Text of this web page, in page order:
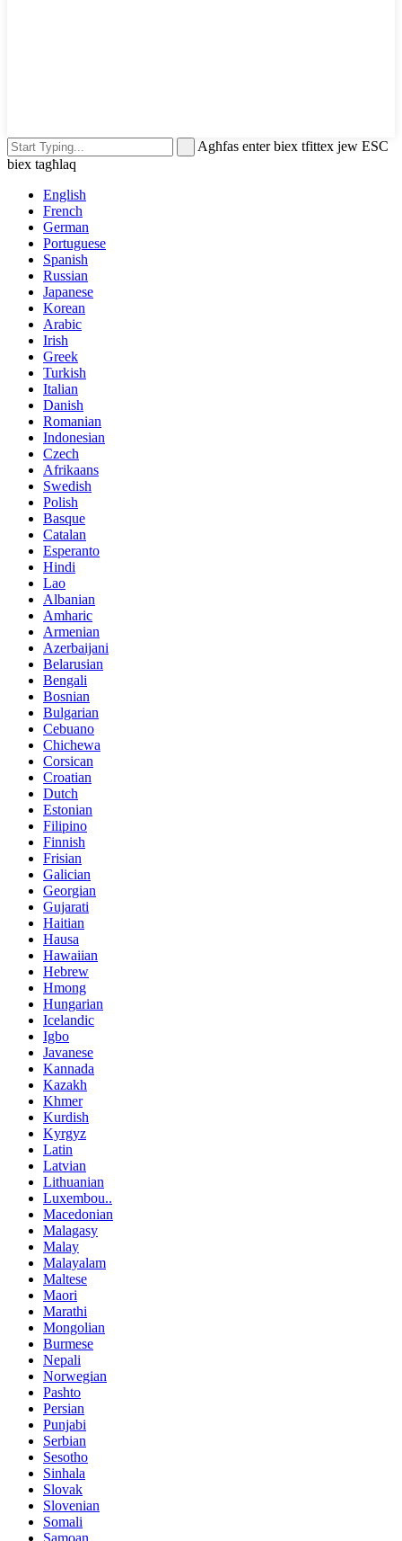
Agħfas enter biex tfittex jew ESC
biex tagħlaq
English
French
German
Portuguese
Spanish
Russian
Japanese
Korean
Arabic
Irish
Greek
Turkish
Italian
Danish
Romanian
Indonesian
Czech
Afrikaans
Swedish
Polish
Basque
Catalan
Esperanto
Hindi
Lao
Albanian
Amharic
Armenian
Azerbaijani
Belarusian
Bengali
Bosnian
Bulgarian
Cebuano
Chichewa
Corsican
Croatian
Dutch
Estonian
Filipino
Finnish
Frisian
Galician
Georgian
Gujarati
Haitian
Hausa
Hawaiian
Hebrew
Hmong
Hungarian
Icelandic
Igbo
Javanese
Kannada
Kazakh
Khmer
Kurdish
Kyrgyz
Latin
Latvian
Lithuanian
Luxembou..
Macedonian
Malagasy
Malay
Malayalam
Maltese
Maori
Marathi
Mongolian
Burmese
Nepali
Norwegian
Pashto
Persian
Punjabi
Serbian
Sesotho
Sinhala
Slovak
Slovenian
Somali